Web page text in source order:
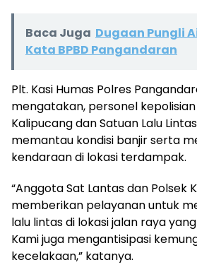
Baca Juga Dugaan Pungli
Kata BPBD Pangandaran
Plt. Kasi Humas Polres
mengatakan, personel
Kalipucang dan Satuan Lalu
memantau kondisi banjir serta
kendaraan di lokasi terdampak.
“Anggota Sat Lantas dan Polsek
memberikan pelayanan untuk
lalu lintas di lokasi jalan raya
Kami juga mengantisipasi
kecelakaan,” katanya.